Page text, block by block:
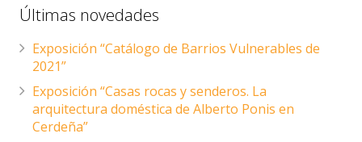
Últimas novedades
Exposición “Catálogo de Barrios Vulnerables de
2021”
Exposición “Casas rocas y senderos. La
arquitectura doméstica de Alberto Ponis en
Cerdeña”